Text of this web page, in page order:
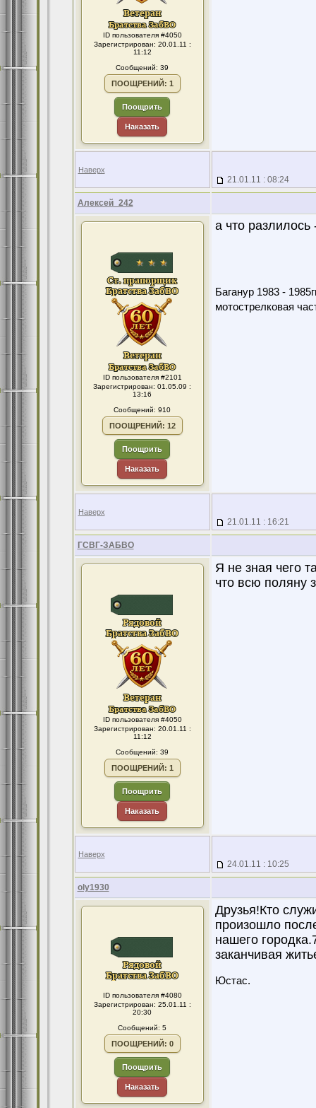
ID пользователя #4050
Зарегистрирован: 20.01.11 :
11:12
Сообщений: 39
ПООЩРЕНИЙ: 1
Поощрить
Наказать
Наверх
21.01.11 : 08:24
Алексей_242
ID пользователя #2101
Зарегистрирован: 01.05.09 :
13:16
Сообщений: 910
ПООЩРЕНИЙ: 12
Поощрить
Наказать
а что
Баганур 1983 -
мотострелковая
Наверх
21.01.11 : 16:21
ГСВГ-ЗАБВО
ID пользователя #4050
Зарегистрирован: 20.01.11 :
11:12
Сообщений: 39
ПООЩРЕНИЙ: 1
Поощрить
Наказать
Я не зная чего
что всю поляну
Наверх
24.01.11 : 10:25
oly1930
ID пользователя #4080
Зарегистрирован: 25.01.11 :
20:30
Сообщений: 5
ПООЩРЕНИЙ: 0
Поощрить
Наказать
Друзья!Кто
произошло
нашего
заканчивая
Юстас.